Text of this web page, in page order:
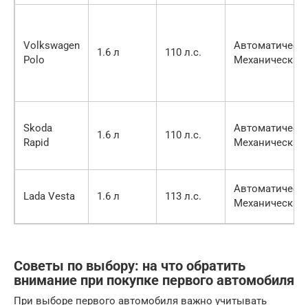
Volkswagen
Polo
1.6 л 110 л.с.
Механическая
Skoda
Rapid
1.6 л 110 л.с.
Механическая
Lada Vesta 1.6 л 113 л.с.
Механическая
Советы по выбору: на что обратить
внимание при покупке первого автомобиля
При выборе первого автомобиля важно учитывать